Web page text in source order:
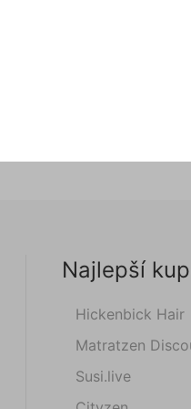
Najlepší
Hickenbick Hair
Matratzen
Susi.live